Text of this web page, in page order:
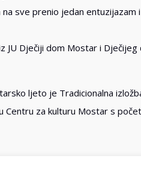
na sve prenio jedan
JU Dječiji dom Mostar i
ljeto je Tradicionalna
za kulturu Mostar s